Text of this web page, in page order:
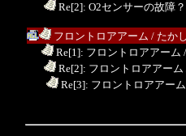
Re[2]: O2センサーの故障？
フロントロアアーム / たかし
Re[1]: フロントロアアーム
Re[2]: フロントロアアーム
Re[3]: フロントロアアーム